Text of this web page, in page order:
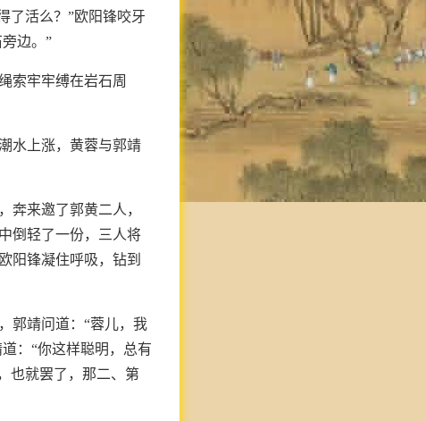
了活么？”欧阳锋咬牙
边。”
索牢牢缚在岩石周
水上涨，黄蓉与郭靖
奔来邀了郭黄二人，
倒轻了一份，三人将
阳锋凝住呼吸，钻到
郭靖问道：“蓉儿，我
：“你这样聪明，总有
也就罢了，那二、第